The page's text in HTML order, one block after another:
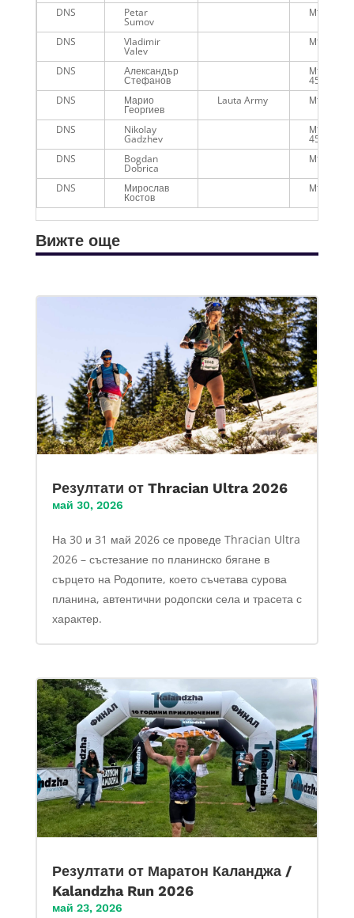
DNS
Petar
Sumov
Мъже
DNS Vladimir
Valev
Мъже
DNS Александър
Стефанов
Мъже над
45г.
DNS
Марио
Георгиев
Lauta Army Мъже
DNS Nikolay
Gadzhev
Мъже над
45г.
DNS
Bogdan
Dobrica
Мъже
DNS Мирослав
Костов
Мъже
Вижте още
Резултати от Thracian Ultra 2026
май 30, 2026
На 30 и 31 май 2026 се проведе Thracian Ultra
2026 – състезание по планинско бягане в
сърцето на Родопите, което съчетава сурова
планина, автентични родопски села и трасета с
характер.
Резултати от Маратон Каланджа /
Kalandzha Run 2026
май 23, 2026